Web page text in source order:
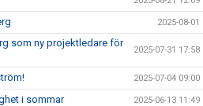
2025-08-01
som ny projektledare för
2025-07-31 17:58
2025-07-04 09:00
i sommar 2025-06-13 11:49